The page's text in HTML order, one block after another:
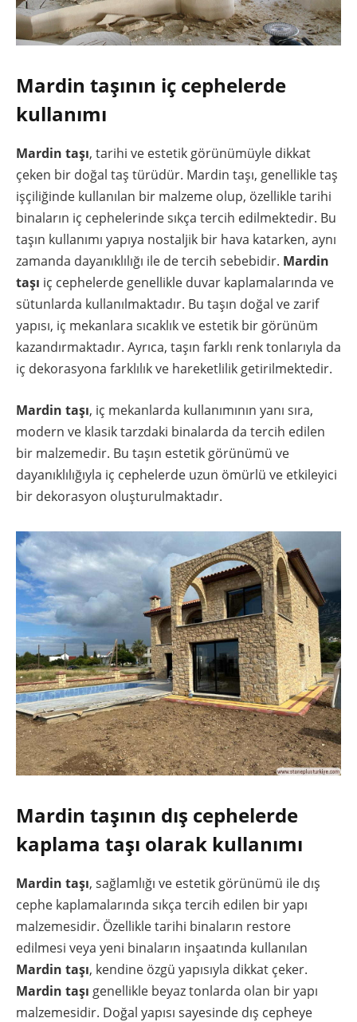
Mardin taşının iç cephelerde
kullanımı
Mardin taşı, tarihi ve estetik görünümüyle dikkat
çeken bir doğal taş türüdür. Mardin taşı, genellikle taş
işçiliğinde kullanılan bir malzeme olup, özellikle tarihi
binaların iç cephelerinde sıkça tercih edilmektedir. Bu
taşın kullanımı yapıya nostaljik bir hava katarken, aynı
zamanda dayanıklılığı ile de tercih sebebidir. Mardin
taşı iç cephelerde genellikle duvar kaplamalarında ve
sütunlarda kullanılmaktadır. Bu taşın doğal ve zarif
yapısı, iç mekanlara sıcaklık ve estetik bir görünüm
kazandırmaktadır. Ayrıca, taşın farklı renk tonlarıyla da
iç dekorasyona farklılık ve hareketlilik getirilmektedir.
Mardin taşı, iç mekanlarda kullanımının yanı sıra,
modern ve klasik tarzdaki binalarda da tercih edilen
bir malzemedir. Bu taşın estetik görünümü ve
dayanıklılığıyla iç cephelerde uzun ömürlü ve etkileyici
bir dekorasyon oluşturulmaktadır.
Mardin taşının dış cephelerde
kaplama taşı olarak kullanımı
Mardin taşı, sağlamlığı ve estetik görünümü ile dış
cephe kaplamalarında sıkça tercih edilen bir yapı
malzemesidir. Özellikle tarihi binaların restore
edilmesi veya yeni binaların inşaatında kullanılan
Mardin taşı, kendine özgü yapısıyla dikkat çeker.
Mardin taşı genellikle beyaz tonlarda olan bir yapı
malzemesidir. Doğal yapısı sayesinde dış cepheye